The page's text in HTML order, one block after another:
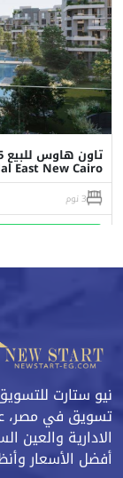
East New Cairo
3 نوم
نيو ستارت
تسويق في مصر،
الادارية والعين
أفضل الأسعار